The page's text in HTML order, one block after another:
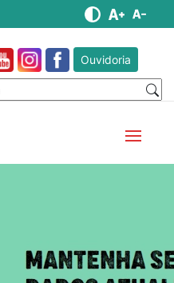
Ouvidoria